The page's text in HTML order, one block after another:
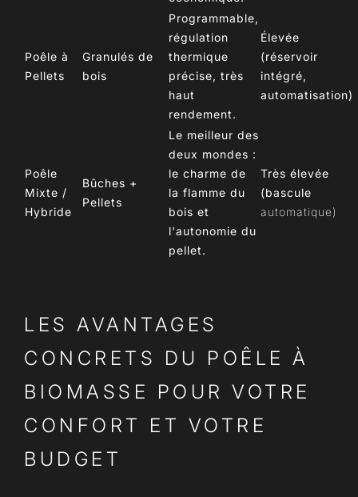
Poêle à
Pellets
Granulés de
bois
Programmable,
régulation
thermique
précise, très
haut
rendement.
Élevée
(réservoir
intégré,
automatisation)
Poêle
Mixte /
Hybride
Bûches +
Pellets
Le meilleur des
deux mondes :
le charme de
la flamme du
bois et
l'autonomie du
pellet.
Très élevée
(bascule
automatique)
LES AVANTAGES
CONCRETS DU POÊLE À
BIOMASSE POUR VOTRE
CONFORT ET VOTRE
BUDGET